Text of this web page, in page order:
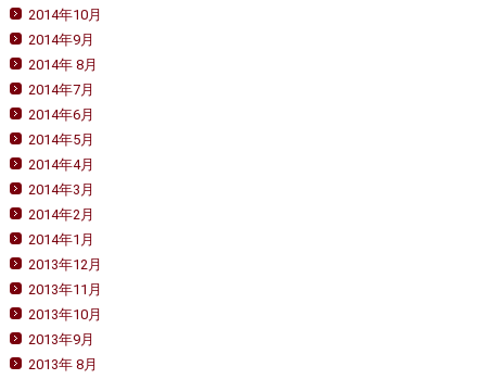
2014年10月
2014年9月
2014年 8月
2014年7月
2014年6月
2014年5月
2014年4月
2014年3月
2014年2月
2014年1月
2013年12月
2013年11月
2013年10月
2013年9月
2013年 8月